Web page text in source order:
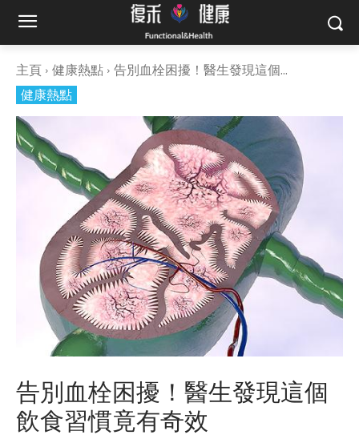
主頁 健康熱點 告別血栓困擾！醫生發現這個...
健康熱點
告別血栓困擾！醫生發現這個
飲食習慣竟有奇效